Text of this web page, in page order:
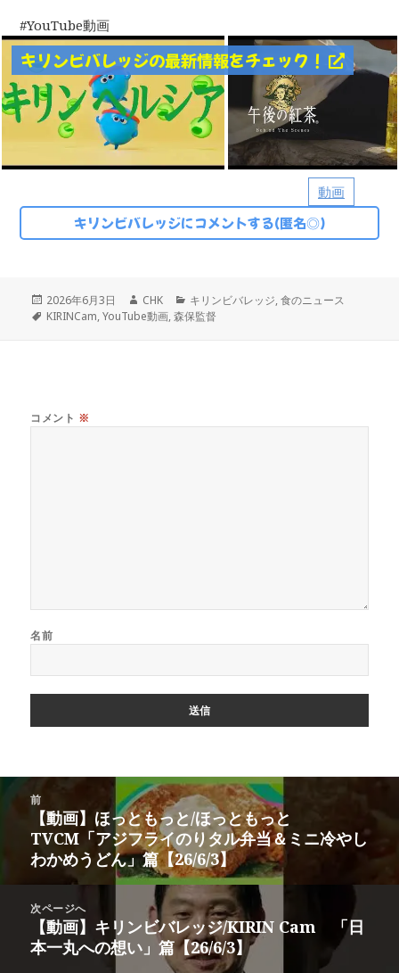
動画
YouTube動画
キリンビバレッジの最新情報をチェック！
キリンビバレッジにコメントする(匿名◎)
投
稿
2026年6月3日
作
成
CHK
カ
テ
キリンビバレッジ,食のニュース
タ
KIRINCam,YouTube動画,森保監督
コメント ※
名前
前
前
の
投
稿:
【動画】ほっともっと/ほっともっと
TVCM「アジフライのりタル弁当＆ミニ冷やし
わかめうどん」篇【26/6/3】
次ページへ
次
の
【動画】キリンビバレッジ/KIRIN Cam 「日
本一丸への想い」篇【26/6/3】